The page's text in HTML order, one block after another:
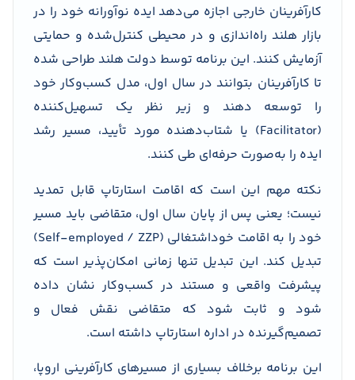
کارآفرینان خارجی اجازه می‌دهد ایده نوآورانه خود را در
بازار هلند راه‌اندازی و در محیطی کنترل‌شده و حمایتی
آزمایش کنند. این برنامه توسط دولت هلند طراحی شده
تا کارآفرینان بتوانند در سال اول، مدل کسب‌وکار خود
را توسعه دهند و زیر نظر یک تسهیل‌کننده
(Facilitator) یا شتاب‌دهنده مورد تأیید، مسیر رشد
ایده را به‌صورت حرفه‌ای طی کنند.
نکته مهم این است که اقامت استارتاپ قابل تمدید
نیست؛ یعنی پس از پایان سال اول، متقاضی باید مسیر
خود را به اقامت خوداشتغالی (Self-employed / ZZP)
تبدیل کند. این تبدیل تنها زمانی امکان‌پذیر است که
پیشرفت واقعی و مستند در کسب‌وکار نشان داده
شود و ثابت شود که متقاضی نقش فعال و
تصمیم‌گیرنده در اداره استارتاپ داشته است.
این برنامه برخلاف بسیاری از مسیرهای کارآفرینی اروپا،